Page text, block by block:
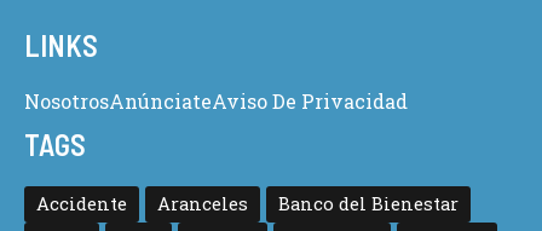
LINKS
NosotrosAnúnciateAviso De Privacidad
TAGS
Accidente Aranceles
Banco del Bienestar